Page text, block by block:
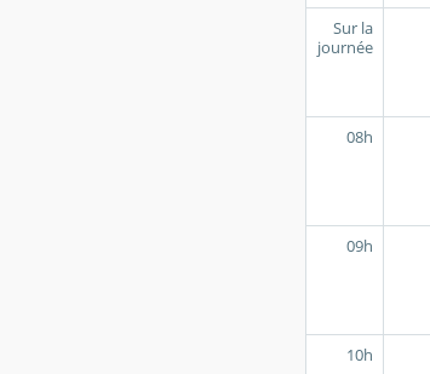
Sur la
journée
08h
09h
10h